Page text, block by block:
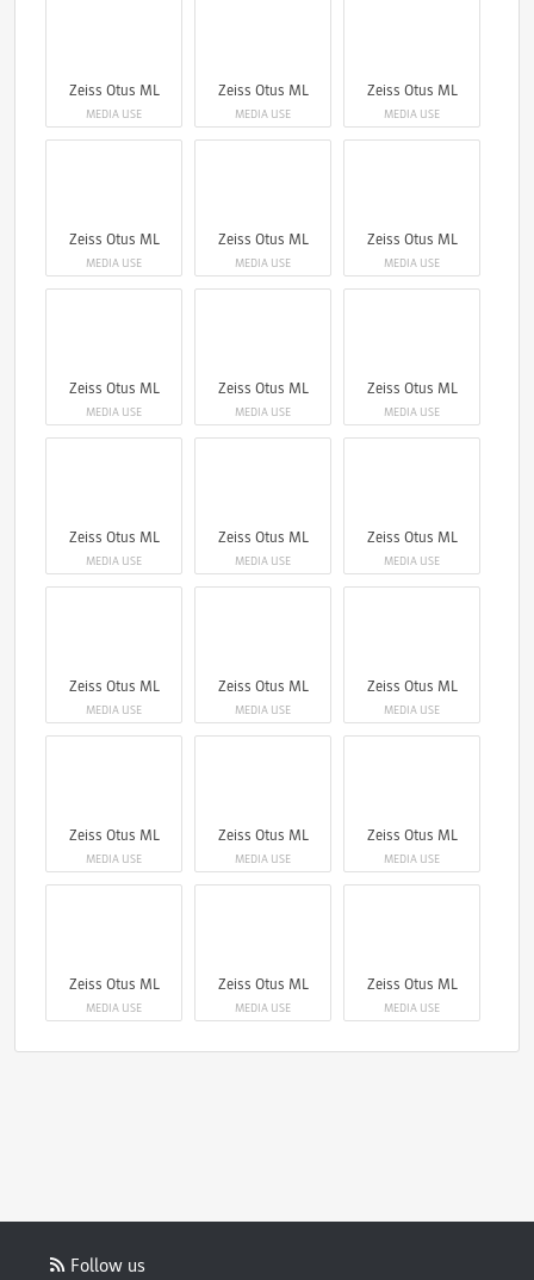
Zeiss Otus ML
MEDIA USE
Zeiss Otus ML
MEDIA USE
Zeiss Otus ML
MEDIA USE
Zeiss Otus ML
MEDIA USE
Zeiss Otus ML
MEDIA USE
Zeiss Otus ML
MEDIA USE
Zeiss Otus ML
MEDIA USE
Zeiss Otus ML
MEDIA USE
Zeiss Otus ML
MEDIA USE
Zeiss Otus ML
MEDIA USE
Zeiss Otus ML
MEDIA USE
Zeiss Otus ML
MEDIA USE
Zeiss Otus ML
MEDIA USE
Zeiss Otus ML
MEDIA USE
Zeiss Otus ML
MEDIA USE
Zeiss Otus ML
MEDIA USE
Zeiss Otus ML
MEDIA USE
Zeiss Otus ML
MEDIA USE
Zeiss Otus ML
MEDIA USE
Zeiss Otus ML
MEDIA USE
Zeiss Otus ML
MEDIA USE
Follow us